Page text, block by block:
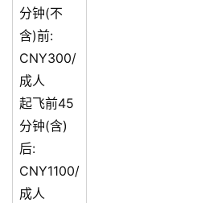
分钟(不
含)前:
CNY300/
成人
起飞前45
分钟(含)
后:
CNY1100/
成人